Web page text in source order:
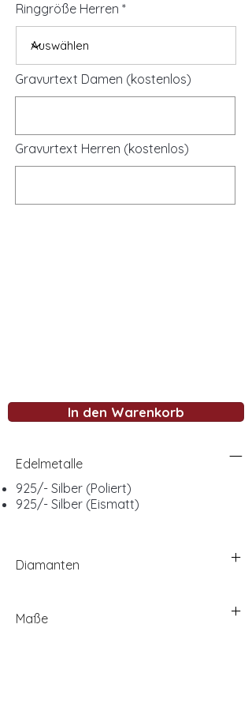
Ringgröße Herren
Gravurtext Damen (kostenlos)
Gravurtext Herren (kostenlos)
In den Warenkorb
Edelmetalle
925/- Silber (Poliert)
925/- Silber (Eismatt)
Diamanten
Maße